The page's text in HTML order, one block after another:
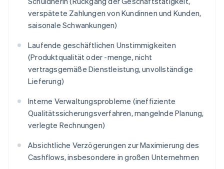
verspätete Zahlungen von Kundinnen und Kunden,
saisonale Schwankungen)
Laufende geschäftlichen Unstimmigkeiten
(Produktqualität oder -menge, nicht
vertragsgemäße Dienstleistung, unvollständige
Lieferung)
Interne Verwaltungsprobleme (ineffiziente
Qualitätssicherungsverfahren, mangelnde Planung,
verlegte Rechnungen)
Absichtliche Verzögerungen zur Maximierung des
Cashflows, insbesondere in großen Unternehmen